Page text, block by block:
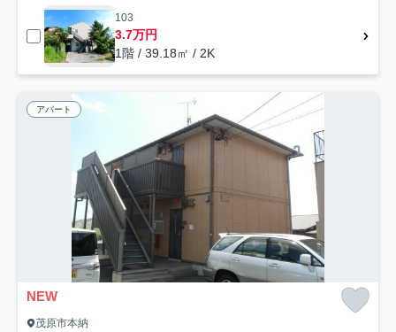
103
3.7万円
1階 / 39.18㎡ / 2K
アパート
NEW
茂原市本納